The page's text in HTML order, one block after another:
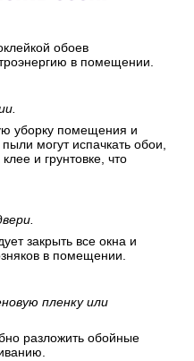
обоев
в помещении.
уборку помещения и
могут испачкать обои,
и грунтовке, что
закрыть все окна и
в помещении.
пленку или
разложить обойные